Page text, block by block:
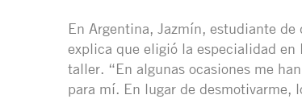
En Argentina, Jazmín, estudiante
explica que eligió la especialidad
taller. “En algunas ocasiones me
para mí. En lugar de desmotivarme,